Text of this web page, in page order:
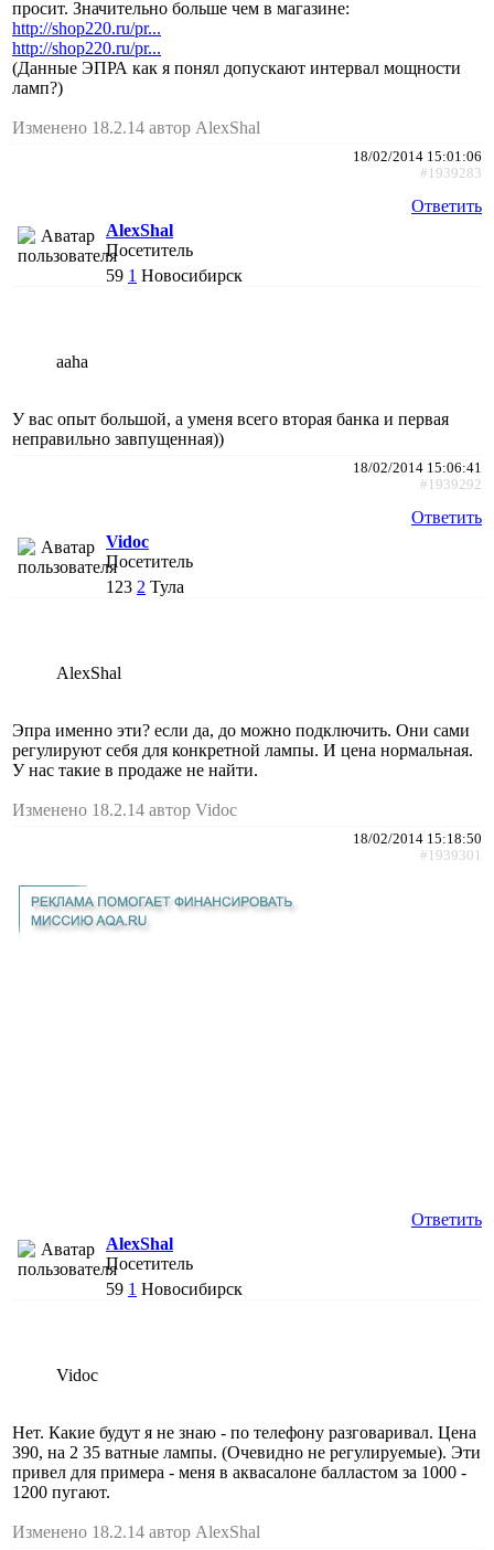
просит. Значительно больше чем в магазине:
http://shop220.ru/pr...
http://shop220.ru/pr...
(Данные ЭПРА как я понял допускают интервал мощности
ламп?)
Изменено 18.2.14 автор AlexShal
18/02/2014 15:01:06
#1939283
Ответить
AlexShal
Посетитель
59 1 Новосибирск
aaha
У вас опыт большой, а уменя всего вторая банка и первая
неправильно завпущенная))
18/02/2014 15:06:41
#1939292
Ответить
Vidoc
Посетитель
123 2 Тула
AlexShal
Эпра именно эти? если да, до можно подключить. Они сами
регулируют себя для конкретной лампы. И цена нормальная.
У нас такие в продаже не найти.
Изменено 18.2.14 автор Vidoc
18/02/2014 15:18:50
#1939301
Ответить
AlexShal
Посетитель
59 1 Новосибирск
Vidoc
Нет. Какие будут я не знаю - по телефону разговаривал. Цена
390, на 2 35 ватные лампы. (Очевидно не регулируемые). Эти
привел для примера - меня в аквасалоне балластом за 1000 -
1200 пугают.
Изменено 18.2.14 автор AlexShal